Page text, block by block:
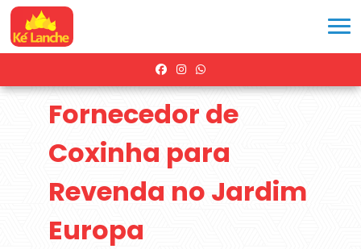
Fornecedor de
Coxinha para
Revenda no Jardim
Europa